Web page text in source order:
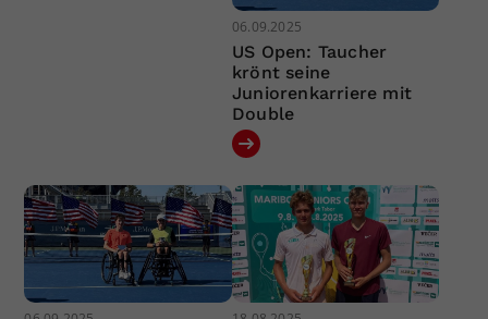
06.09.2025
US Open: Taucher
krönt seine
Juniorenkarriere mit
Double